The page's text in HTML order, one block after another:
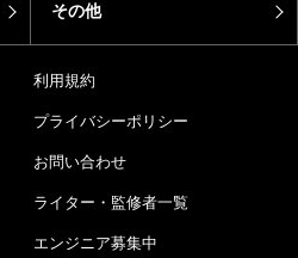
その他
利用規約
プライバシーポリシー
お問い合わせ
ライター・監修者一覧
エンジニア募集中